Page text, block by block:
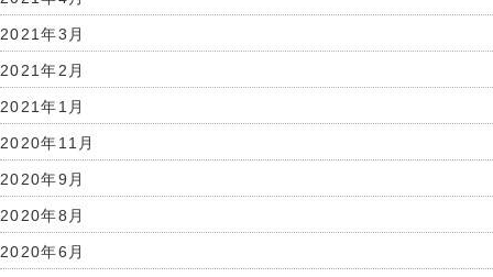
2021年3月
2021年2月
2021年1月
2020年11月
2020年9月
2020年8月
2020年6月